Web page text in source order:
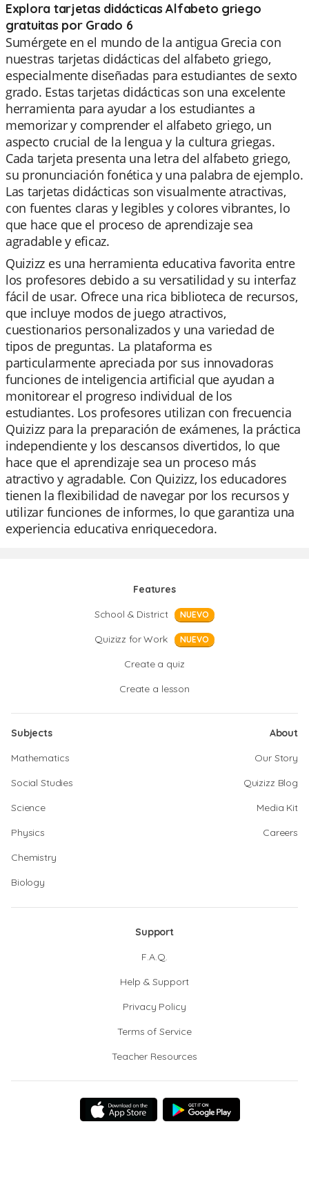
Explora tarjetas didácticas Alfabeto griego
gratuitas por Grado 6
Sumérgete en el mundo de la antigua Grecia con
nuestras tarjetas didácticas del alfabeto griego,
especialmente diseñadas para estudiantes de sexto
grado. Estas tarjetas didácticas son una excelente
herramienta para ayudar a los estudiantes a
memorizar y comprender el alfabeto griego, un
aspecto crucial de la lengua y la cultura griegas.
Cada tarjeta presenta una letra del alfabeto griego,
su pronunciación fonética y una palabra de ejemplo.
Las tarjetas didácticas son visualmente atractivas,
con fuentes claras y legibles y colores vibrantes, lo
que hace que el proceso de aprendizaje sea
agradable y eficaz.
Quizizz es una herramienta educativa favorita entre
los profesores debido a su versatilidad y su interfaz
fácil de usar. Ofrece una rica biblioteca de recursos,
que incluye modos de juego atractivos,
cuestionarios personalizados y una variedad de
tipos de preguntas. La plataforma es
particularmente apreciada por sus innovadoras
funciones de inteligencia artificial que ayudan a
monitorear el progreso individual de los
estudiantes. Los profesores utilizan con frecuencia
Quizizz para la preparación de exámenes, la práctica
independiente y los descansos divertidos, lo que
hace que el aprendizaje sea un proceso más
atractivo y agradable. Con Quizizz, los educadores
tienen la flexibilidad de navegar por los recursos y
utilizar funciones de informes, lo que garantiza una
experiencia educativa enriquecedora.
Features
School & District
NUEVO
Quizizz for Work NUEVO
Create a quiz
Create a lesson
Subjects
Mathematics
Social Studies
Science
Physics
Chemistry
Biology
About
Our Story
Quizizz Blog
Media Kit
Careers
Support
F.A.Q.
Help & Support
Privacy Policy
Terms of Service
Teacher Resources